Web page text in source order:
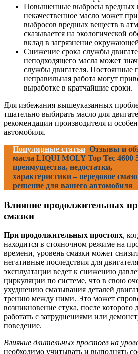
Повышенные выбросы вредных
некачественное масло может
выбросов вредных веществ в
сказывается на экологической
вклад в загрязнение
Снижение срока службы
неподходящего масла может
службы двигателя. Постоянные
неправильная работа могут
выработке в кратчайшие сроки.
Для избежания вышеуказанных
тщательно выбирать масло для
рекомендации производителя и
автомобиля.
Популярные статьи Отзывы и
масла LIQUI MOLY Top Tec 4600
преимущества, недостатки,
характеристики – передовое
решение для вашего автомобиля
Влияние продолжительных
смазки
При продолжительных простоях,
находится в стояночном режиме на
времени, уровень смазки может
негативные последствия для
эксплуатации ведет к снижению
циркуляции по системе, что в свою
ухудшению смазывания деталей
трению между ними. Это может
возникновение стука, после которого
работать с затруднениями или
поведение.
Влияние длительных простоев на
необходимо учитывать и выполнять